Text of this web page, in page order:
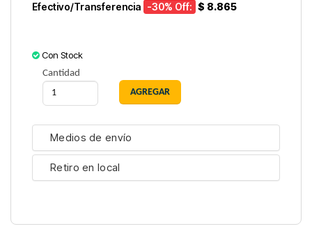
Efectivo/Transferencia -30% Off: $ 8.865
Con Stock
Cantidad
Medios de envío
Retiro en local